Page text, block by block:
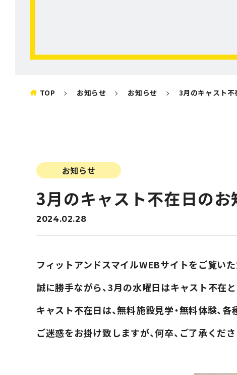
TOP お知らせ お知らせ 3月のキャスト
お知らせ
3月のキャスト不在日のお
2024.02.28
フィットアンドスマイルWEBサイトをご覧い
誠に勝手ながら、3月の水曜日はキャスト不在
キャスト不在日は、無料施設見学・無料体験、
ご迷惑をお掛け致しますが、何卒、ご了承くだ